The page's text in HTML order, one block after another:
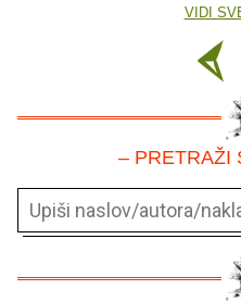
VIDI
– PRETRAŽI